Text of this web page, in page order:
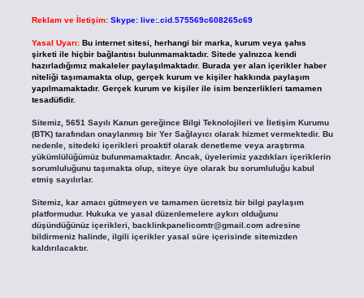
Reklam ve İletişim: Skype: live:.cid.575569c608265c69
Yasal Uyarı: Bu internet sitesi, herhangi bir marka, kurum veya şahıs
şirketi ile hiçbir bağlantısı bulunmamaktadır. Sitede yalnızca kendi
hazırladığımız makaleler paylaşılmaktadır. Burada yer alan içerikler haber
niteliği taşımamakta olup, gerçek kurum ve kişiler hakkında paylaşım
yapılmamaktadır. Gerçek kurum ve kişiler ile isim benzerlikleri tamamen
tesadüfidir.
Sitemiz, 5651 Sayılı Kanun gereğince Bilgi Teknolojileri ve İletişim Kurumu
(BTK) tarafından onaylanmış bir Yer Sağlayıcı olarak hizmet vermektedir. Bu
nedenle, sitedeki içerikleri proaktif olarak denetleme veya araştırma
yükümlülüğümüz bulunmamaktadır. Ancak, üyelerimiz yazdıkları içeriklerin
sorumluluğunu taşımakta olup, siteye üye olarak bu sorumluluğu kabul
etmiş sayılırlar.
Sitemiz, kar amacı gütmeyen ve tamamen ücretsiz bir bilgi paylaşım
platformudur. Hukuka ve yasal düzenlemelere aykırı olduğunu
düşündüğünüz içerikleri, backlinkpanelicomtr@gmail.comadresine
bildirmeniz halinde, ilgili içerikler yasal süre içerisinde sitemizden
kaldırılacaktır.